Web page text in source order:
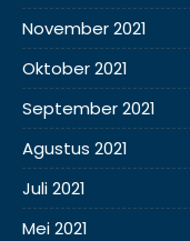
November 2021
Oktober 2021
September 2021
Agustus 2021
Juli 2021
Mei 2021